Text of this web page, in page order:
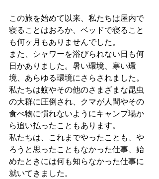
この旅を始めて以来、私たちは屋内で
寝ることはおろか、ベッドで寝ること
も何ヶ月もありませんでした。
また、シャワーを浴びられない日も何
日かありました。暑い環境、寒い環
境、あらゆる環境にさらされました。
私たちは蚊やその他のさまざまな昆虫
の大群に圧倒され、クマが人間やその
食べ物に慣れないようにキャンプ場か
ら追い払ったこともあります。
私たちは、これまでやったことも、や
ろうと思ったこともなかった仕事、始
めたときには何も知らなかった仕事に
就いてきました。